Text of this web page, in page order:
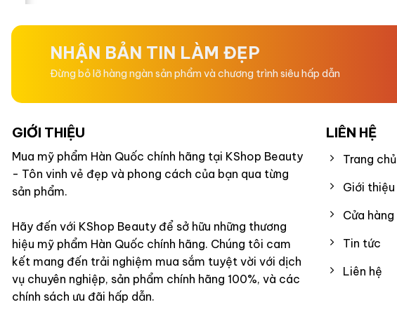
5
5
NHẬN BẢN TIN LÀM ĐẸP
Đừng bỏ lỡ hàng ngàn sản phẩm và chương trình siêu hấp dẫn
GIỚI THIỆU
Mua mỹ phẩm Hàn Quốc chính hãng tại KShop Beauty
- Tôn vinh vẻ đẹp và phong cách của bạn qua từng
sản phẩm.
Hãy đến với KShop Beauty để sở hữu những thương
hiệu mỹ phẩm Hàn Quốc chính hãng. Chúng tôi cam
kết mang đến trải nghiệm mua sắm tuyệt vời với dịch
vụ chuyên nghiệp, sản phẩm chính hãng 100%, và các
chính sách ưu đãi hấp dẫn.
LIÊN HỆ
Trang chủ
Giới thiệu
Cửa hàng
Tin tức
Liên hệ